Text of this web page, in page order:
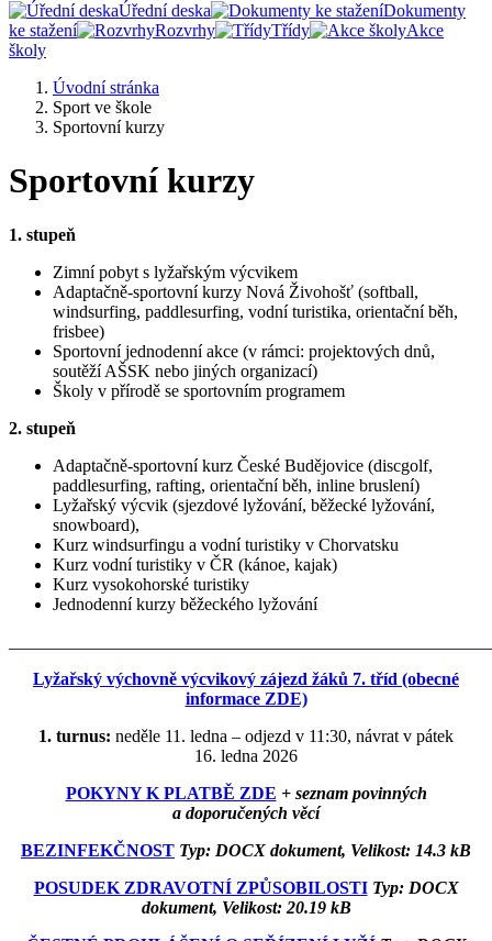
Úřední deska
Dokumenty
ke stažení
Rozvrhy Třídy
Akce
školy
Úvodní stránka
Sport ve škole
Sportovní kurzy
Sportovní kurzy
1. stupeň
Zimní pobyt s lyžařským výcvikem
Adaptačně-sportovní kurzy Nová Živohošť (softball,
windsurfing, paddlesurfing, vodní turistika, orientační běh,
frisbee)
Sportovní jednodenní akce (v rámci: projektových dnů,
soutěží AŠSK nebo jiných organizací)
Školy v přírodě se sportovním programem
2. stupeň
Adaptačně-sportovní kurz České Budějovice (discgolf,
paddlesurfing, rafting, orientační běh, inline bruslení)
Lyžařský výcvik (sjezdové lyžování, běžecké lyžování,
snowboard),
Kurz windsurfingu a vodní turistiky v Chorvatsku
Kurz vodní turistiky v ČR (kánoe, kajak)
Kurz vysokohorské turistiky
Jednodenní kurzy běžeckého lyžování
Lyžařský výchovně výcvikový zájezd žáků 7. tříd (obecné
informace ZDE)
1. turnus: neděle 11. ledna – odjezd v 11:30, návrat v pátek
16. ledna 2026
POKYNY K PLATBĚ ZDE + seznam povinných
a doporučených věcí
BEZINFEKČNOST Typ: DOCX dokument, Velikost: 14.3 kB
POSUDEK ZDRAVOTNÍ ZPŮSOBILOSTITyp: DOCX
dokument, Velikost: 20.19 kB